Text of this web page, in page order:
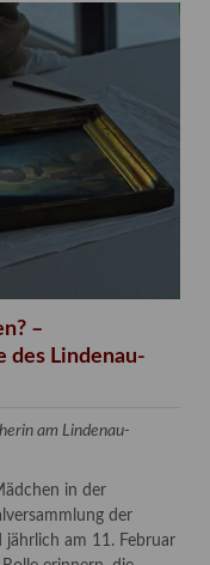
–
des Lindenau-
am Lindenau-
in der
der
jährlich am 11. Februar